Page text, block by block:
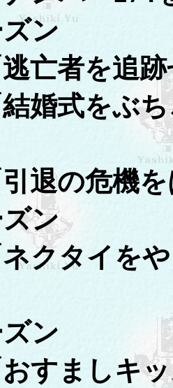
ン
逃亡者を追
婚式をぶ
引退の危機
ン
ネクタイを
ン
すましキ